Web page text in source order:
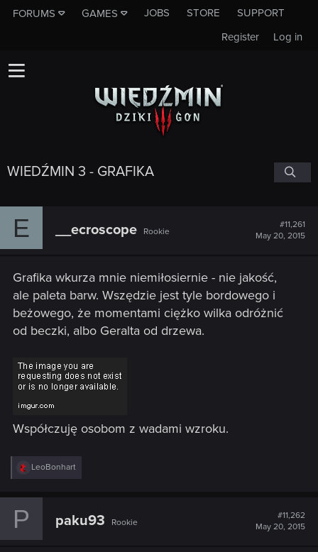
FORUMS GAMES JOBS STORE
SUPPORT
Log in
Register
WIEDŹMIN 3 - GRAFIKA
E __ecroscope Rookie
#11,261
May 20, 2015
Grafika wkurza mnie niemiłosiernie - nie jakość,
ale paleta barw. Wszędzie jest tyle bordowego i
beżowego, że momentami ciężko wilka odróżnić
od beczki, albo Geralta od drzewa.
Współczuję osobom z wadami wzroku.
R
e
c
LeoBonhart
P paku93 Rookie
#11,262
May 20, 2015